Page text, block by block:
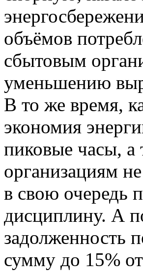
объёмов
сбытовым
уменьшению
В то же время,
экономия
пиковые часы,
организациям
в свою очередь
дисциплину. А
задолженность
сумму до 15%